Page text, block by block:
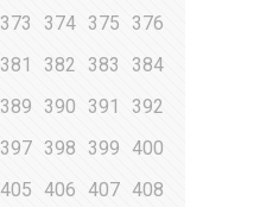
373 374 375 376
381 382 383
384
389 390 391
392
397 398 399
400
405 406 407 408